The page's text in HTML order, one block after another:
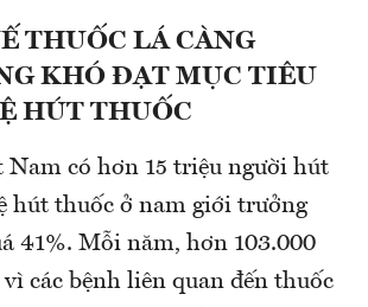
THUỐC LÁ CÀNG
KHÓ ĐẠT MỤC TIÊU
HÚT THUỐC
Nam có hơn 15 triệu người hút
hút thuốc ở nam giới trưởng
41%. Mỗi năm, hơn 103.000
các bệnh liên quan đến thuốc